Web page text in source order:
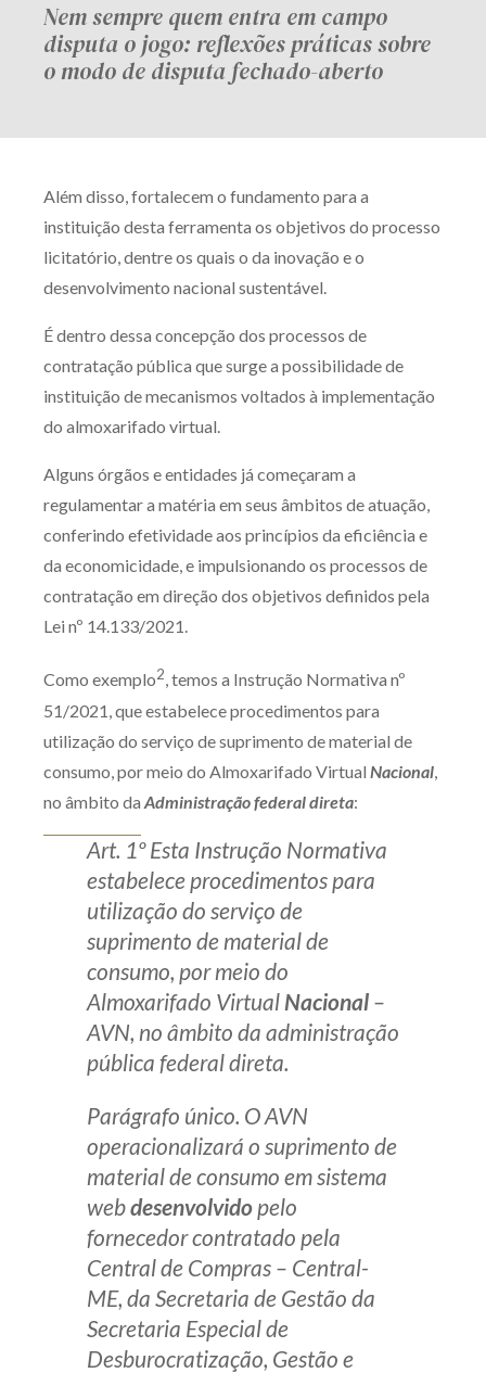
Nem sempre quem entra em campo
disputa o jogo: reflexões práticas sobre
o modo de disputa fechado-aberto
Além disso, fortalecem o fundamento para a
instituição desta ferramenta os objetivos do processo
licitatório, dentre os quais o da inovação e o
desenvolvimento nacional sustentável.
É dentro dessa concepção dos processos de
contratação pública que surge a possibilidade de
instituição de mecanismos voltados à implementação
do almoxarifado virtual.
Alguns órgãos e entidades já começaram a
regulamentar a matéria em seus âmbitos de atuação,
conferindo efetividade aos princípios da eficiência e
da economicidade, e impulsionando os processos de
contratação em direção dos objetivos definidos pela
Lei nº 14.133/2021.
Como exemplo2, temos a Instrução Normativa nº
51/2021, que estabelece procedimentos para
utilização do serviço de suprimento de material de
consumo, por meio do Almoxarifado Virtual Nacional
no âmbito da Administração federal direta:
Art. 1º Esta Instrução Normativa
estabelece procedimentos para
utilização do serviço de
suprimento de material de
consumo, por meio do
Almoxarifado Virtual Nacional –
AVN, no âmbito da administração
pública federal direta.
Parágrafo único. O AVN
operacionalizará o suprimento de
material de consumo em sistema
webdesenvolvido pelo
fornecedor contratado pela
Central de Compras – Central-
ME, da Secretaria de Gestão da
Secretaria Especial de
Desburocratização, Gestão e